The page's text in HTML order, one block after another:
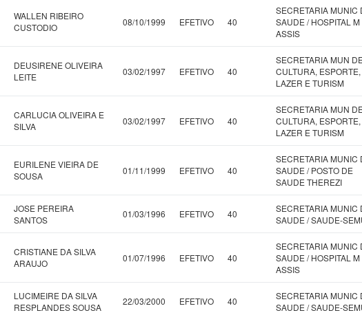
WALLEN RIBEIRO
CUSTODIO
08/10/1999 EFETIVO 40
SECRETARIA MUNIC
SAUDE / HOSPITAL M
ASSIS
DEUSIRENE OLIVEIRA
LEITE
03/02/1997 EFETIVO 40
SECRETARIA MUN
CULTURA, ESPORTE,
LAZER E TURISM
CARLUCIA OLIVEIRA E
SILVA
03/02/1997 EFETIVO 40
SECRETARIA MUN
CULTURA, ESPORTE,
LAZER E TURISM
EURILENE VIEIRA DE
SOUSA
01/11/1999 EFETIVO 40
SECRETARIA MUNIC
SAUDE / POSTO DE
SAUDE THEREZI
JOSE PEREIRA
SANTOS
01/03/1996 EFETIVO 40
SECRETARIA MUNIC
SAUDE / SAUDE-
CRISTIANE DA SILVA
ARAUJO
01/07/1996 EFETIVO 40
SECRETARIA MUNIC
SAUDE / HOSPITAL M
ASSIS
LUCIMEIRE DA SILVA
RESPLANDES SOUSA
22/03/2000 EFETIVO 40
SECRETARIA MUNIC
SAUDE / SAUDE-